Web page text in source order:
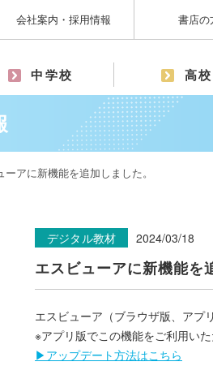
会社案内・採用情報 書店の
中学校 高校
ーアに新機能を追加しました。
デジタル教材 2024/03/18
エスビューアに新機能を
エスビューア（ブラウザ版、アプ
※アプリ版でこの機能をご利用い
▶アップデート方法はこちら